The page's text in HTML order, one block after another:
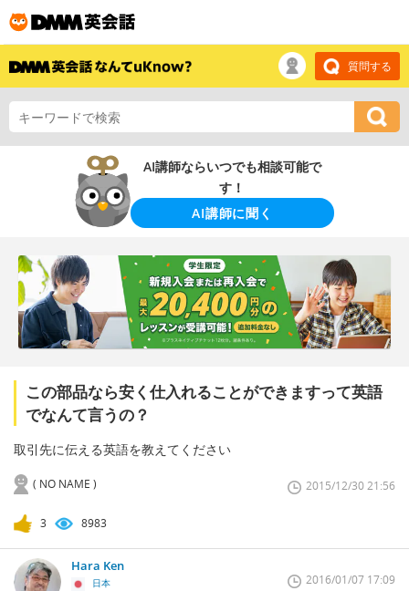
質問する
AI講師ならいつでも相談可能で
す！
AI講師に聞く
この部品なら安く仕入れることができますって英語
でなんて言うの？
取引先に伝える英語を教えてください
( NO NAME ) 2015/12/30 21:56
3 8983
Hara Ken
日本 2016/01/07 17:09